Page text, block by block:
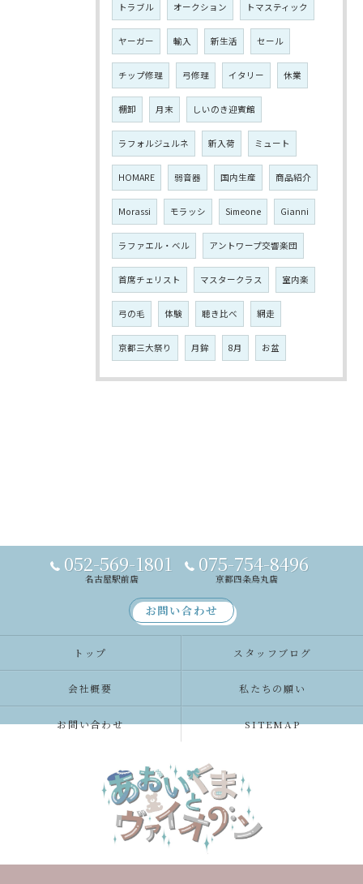
トラブル オークション トマスティック
ヤーガー 輸入 新生活 セール
チップ修理 弓修理 イタリー 休業
棚卸 月末 しいのき迎賓館
ラフォルジュルネ 新入荷 ミュート
HOMARE 弱音器 国内生産 商品紹介
Morassi モラッシ Simeone Gianni
ラファエル・ベル アントワープ交響楽団
首席チェリスト マスタークラス 室内楽
弓の毛 体験 聴き比べ 網走
京都三大祭り 月鉾 8月 お盆
052-569-1801
名古屋駅前店
075-754-8496
京都四条烏丸店
お問い合わせ
トップ スタッフブログ
会社概要 私たちの願い
お問い合わせ SITEMAP